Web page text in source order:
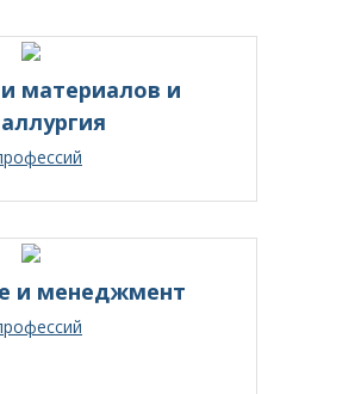
материалов и
и менеджмент